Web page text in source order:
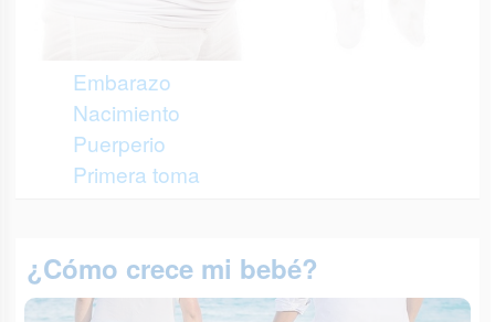
Embarazo
Nacimiento
Puerperio
Primera toma
¿Cómo crece mi bebé?